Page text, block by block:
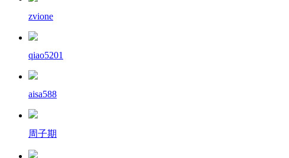
zvione
qiao5201
aisa588
周子期